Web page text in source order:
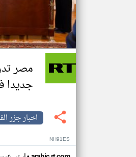
مصر
جديدا
اخبار جزر
NH91ES